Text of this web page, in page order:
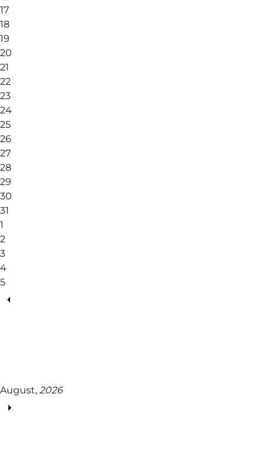
17
18
19
20
21
22
23
24
25
26
27
28
29
30
31
1
2
3
4
5
August, 2026